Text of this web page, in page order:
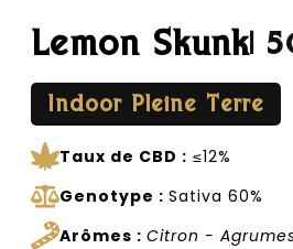
Lemon Skunk|
Indoor Pleine Terre
Taux de CBD : ≤12%
Genotype : Sativa 60%
Arômes : Citron -